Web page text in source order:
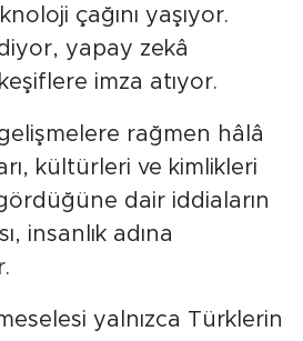
çağını yaşıyor.
yapay zekâ
imza atıyor.
rağmen hâlâ
kültürleri ve kimlikleri
dair iddiaların
insanlık adına
yalnızca Türklerin